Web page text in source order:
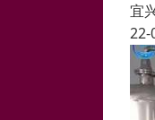
宜
22-